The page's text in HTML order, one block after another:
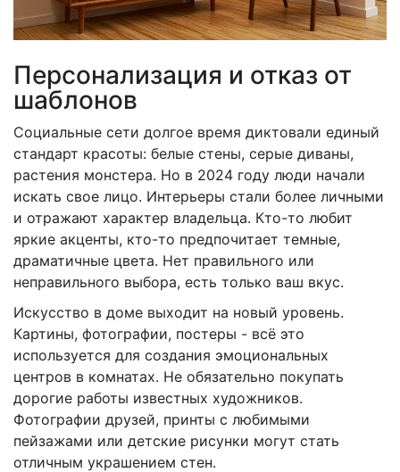
Персонализация и отказ от
шаблонов
Социальные сети долгое время диктовали единый
стандарт красоты: белые стены, серые диваны,
растения монстера. Но в 2024 году люди начали
искать свое лицо. Интерьеры стали более личными
и отражают характер владельца. Кто-то любит
яркие акценты, кто-то предпочитает темные,
драматичные цвета. Нет правильного или
неправильного выбора, есть только ваш вкус.
Искусство в доме выходит на новый уровень.
Картины, фотографии, постеры - всё это
используется для создания эмоциональных
центров в комнатах. Не обязательно покупать
дорогие работы известных художников.
Фотографии друзей, принты с любимыми
пейзажами или детские рисунки могут стать
отличным украшением стен.